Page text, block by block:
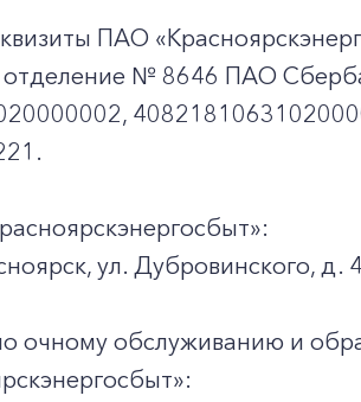
+7-800-700-24-57
Корпоративным клиентам
ПАО
отделение № 8646 ПАО
ул. Дубровинского, д.
очному обслуживанию и